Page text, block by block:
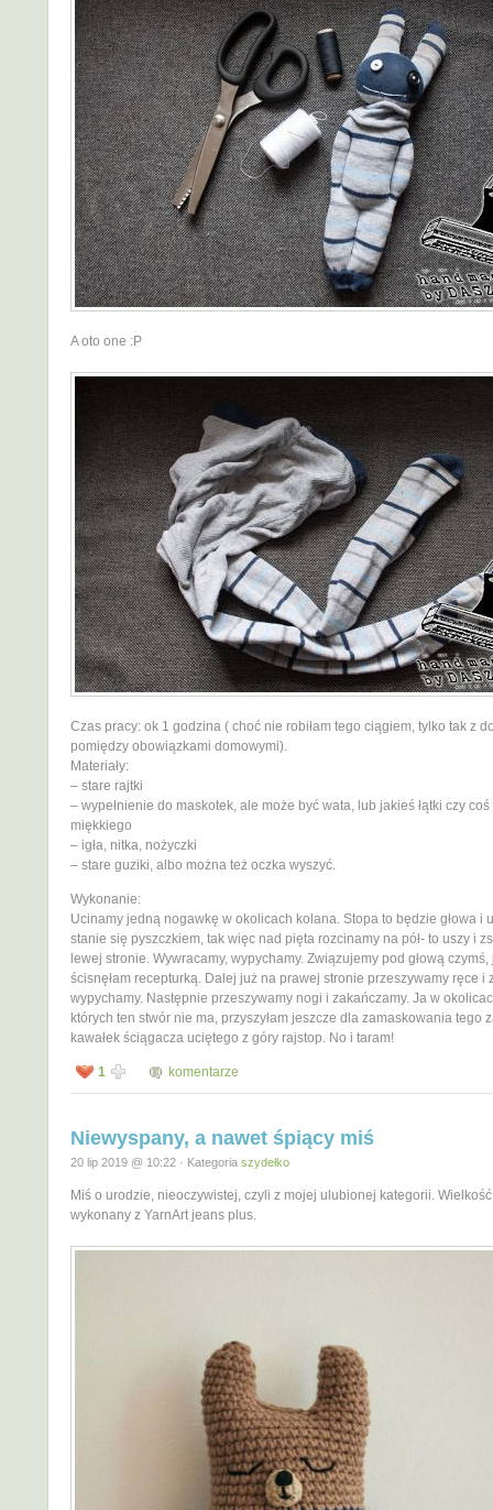
A oto one :P
Czas pracy: ok 1 godzina ( choć nie robiłam tego ciągiem, tylko tak z
pomiędzy obowiązkami domowymi).
Materiały:
– stare rajtki
– wypełnienie do maskotek, ale może być wata, lub jakieś łątki czy
miękkiego
– igła, nitka, nożyczki
– stare guziki, albo można też oczka wyszyć.
Wykonanie:
Ucinamy jedną nogawkę w okolicach kolana. Stopa to będzie głowa i
stanie się pyszczkiem, tak więc nad pięta rozcinamy na pół- to uszy i
lewej stronie. Wywracamy, wypychamy. Związujemy pod głową czymś,
ścisnęłam recepturką. Dalej już na prawej stronie przeszywamy ręce i
wypychamy. Następnie przeszywamy nogi i zakańczamy. Ja w
których ten stwór nie ma, przyszyłam jeszcze dla zamaskowania tego
kawałek ściągacza uciętego z góry rajstop. No i taram!
1 komentarze
Niewyspany, a nawet śpiący miś
20 lip 2019 @ 10:22 · Kategoria szydełko
Miś o urodzie, nieoczywistej, czyli z mojej ulubionej kategorii.
wykonany z YarnArt jeans plus.